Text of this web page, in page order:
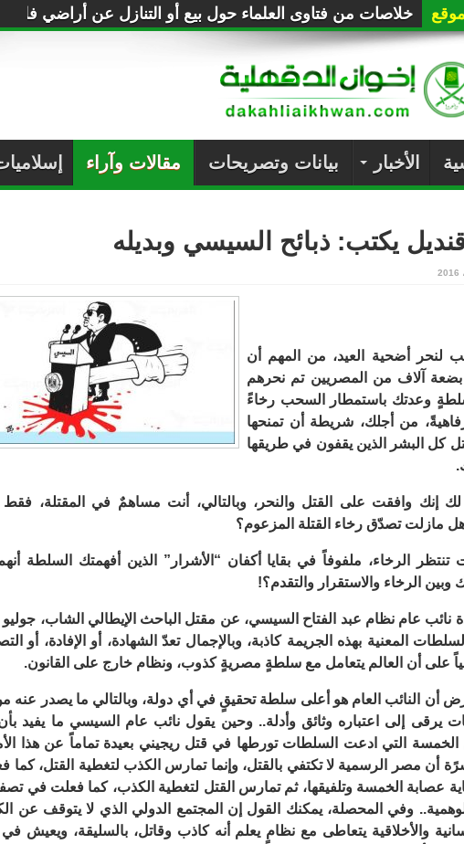
خلاصات من فتاوى العلماء حول بيع أو التنازل عن أراضي
الأخبار بيانات وتصريحات مقالات وآراء
يكتب: ذبائح السيسي وبديله
لنحر أضحية العيد، من المهم أن
بضعة آلاف من المصريين تم نحرهم
وعدتك باستمطار السحب رخاءً
من أجلك، شريطة أن تمنحها
كل البشر الذين يقفون في طريقها
إنك وافقت على القتل والنحر، وبالتالي، أنت مساهمٌ في المقتلة،
مازلت تصدّق رخاء القتلة المزعوم؟
الرخاء، ملفوفاً في بقايا أكفان “الأشرار” الذين أفهمتك السلطة
وبين الرخاء والاستقرار والتقدم؟!
نائب عام نظام عبد الفتاح السيسي، عن مقتل الباحث الإيطالي الشاب، جوليو
المعنية بهذه الجريمة كاذبة، وبالإجمال تعدّ الشهادة، أو الإفادة، أو
على أن العالم يتعامل مع سلطةٍ مصريةٍ كذوب، ونظام خارج على القانون.
أن النائب العام هو أعلى سلطة تحقيقٍ في أي دولة، وبالتالي ما يصدر عنه
يرقى إلى اعتباره وثائق وأدلة.. وحين يقول نائب عام السيسي ما يفيد
الخمسة التي ادعت السلطات تورطها في قتل ريجيني بعيدة تماماً عن هذا
أن مصر الرسمية لا تكتفي بالقتل، وإنما تمارس الكذب لتغطية القتل، كما
عصابة الخمسة وتلفيقها، ثم تمارس القتل لتغطية الكذب، كما فعلت في
وفي المحصلة، يمكنك القول إن المجتمع الدولي الذي لا يتوقف عن
والأخلاقية يتعاطى مع نظامٍ يعلم أنه كاذب وقاتل، بالسليقة، ويعيش